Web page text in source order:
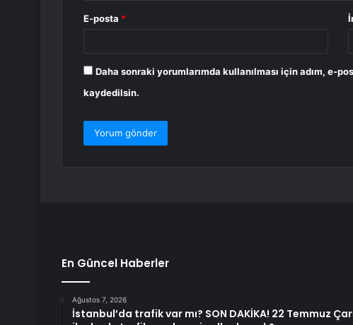
E-posta *
Daha sonraki yorumlarımda kullanılması için adım, e-
kaydedilsin.
En Güncel Haberler
Ağustos 7, 2026
İstanbul’da trafik var mı? SON DAKİKA! 22 Temmuz